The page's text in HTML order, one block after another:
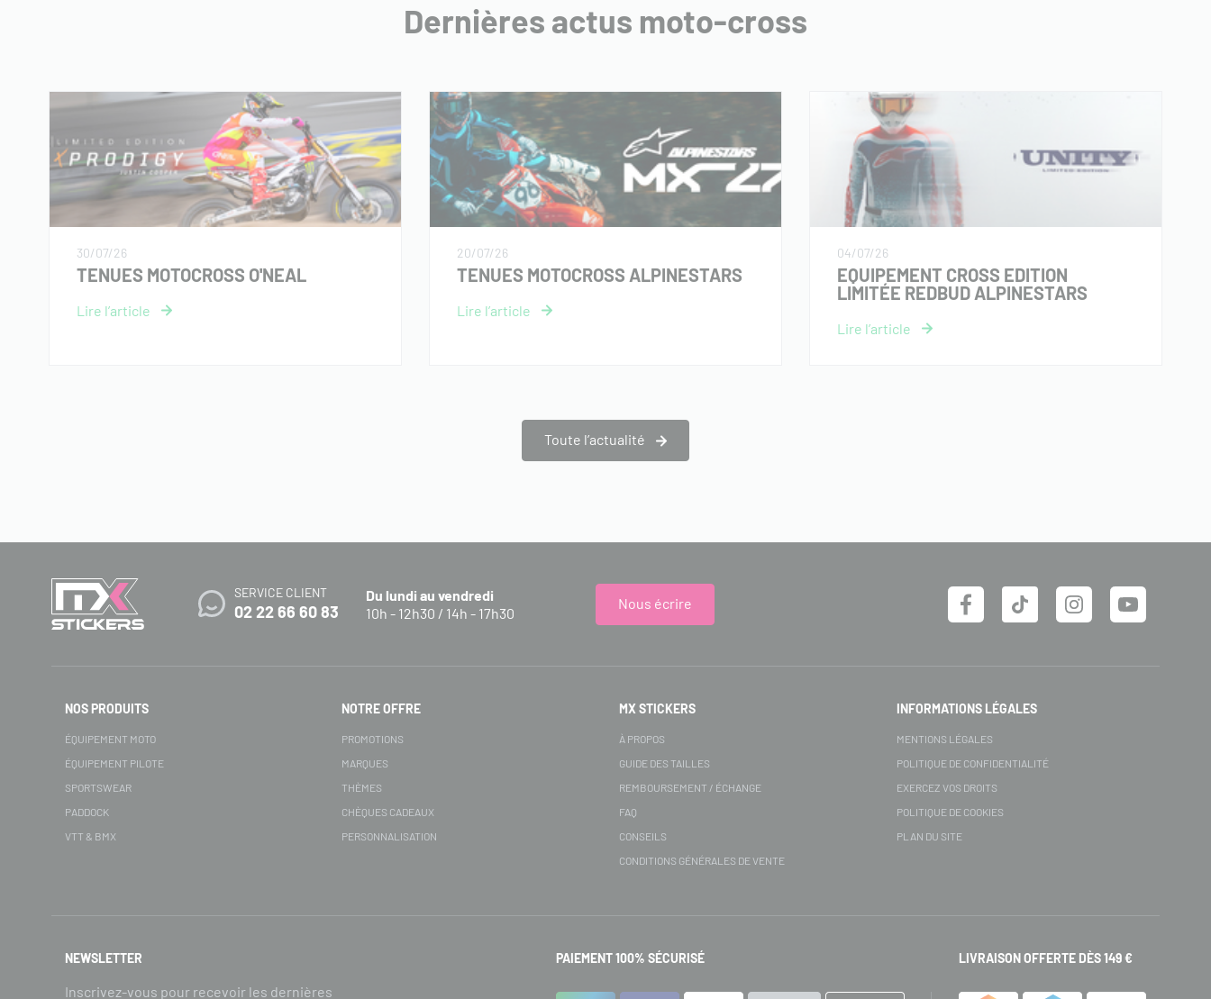
Dernières actus moto-cross
30/07/26
TENUES MOTOCROSS O'NEAL
20/07/26
TENUES MOTOCROSS ALPINESTARS
04/07/26
EQUIPEMENT CROSS EDITION
LIMITÉE REDBUD ALPINESTARS
Toute l’actualité
SERVICE CLIENT
02 22 66 60 83
Du lundi au vendredi
10h - 12h30 / 14h - 17h30
Nous écrire
NOS PRODUITS
ÉQUIPEMENT MOTO
ÉQUIPEMENT PILOTE
SPORTSWEAR
PADDOCK
VTT & BMX
NOTRE OFFRE
PROMOTIONS
MARQUES
THÈMES
CHÈQUES CADEAUX
PERSONNALISATION
MX STICKERS
À PROPOS
GUIDE DES TAILLES
REMBOURSEMENT / ÉCHANGE
FAQ
CONSEILS
CONDITIONS GÉNÉRALES DE VENTE
INFORMATIONS LÉGALES
MENTIONS LÉGALES
POLITIQUE DE CONFIDENTIALITÉ
EXERCEZ VOS DROITS
POLITIQUE DE COOKIES
PLAN DU SITE
NEWSLETTER
Inscrivez-vous pour recevoir les dernières
PAIEMENT 100% SÉCURISÉ LIVRAISON OFFERTE DÈS 149 €